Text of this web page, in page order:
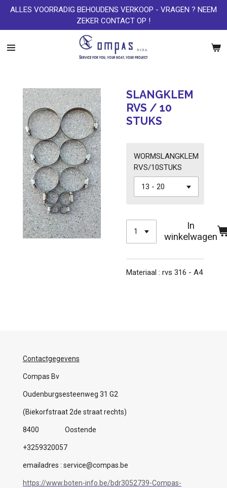
Ga
naar
de
ALLES VOORRADIG BEHOUDENS VERKOOP - VRAGEN ? NEEM
ZEKER CONTACT OP !
SLANGKLEM
RVS / 10
STUKS
WORMSLANGKLEM
RVS/10STUKS
In
winkelwagen
Materiaal : rvs 316 - A4
Contactgegevens
Compas Bv
Oudenburgsesteenweg 31 G2
(Biekorfstraat 2de straat rechts)
8400 Oostende
+3259320057
emailadres : service@compas.be
https://www.boten-info.be/bdr3052739-Compas-